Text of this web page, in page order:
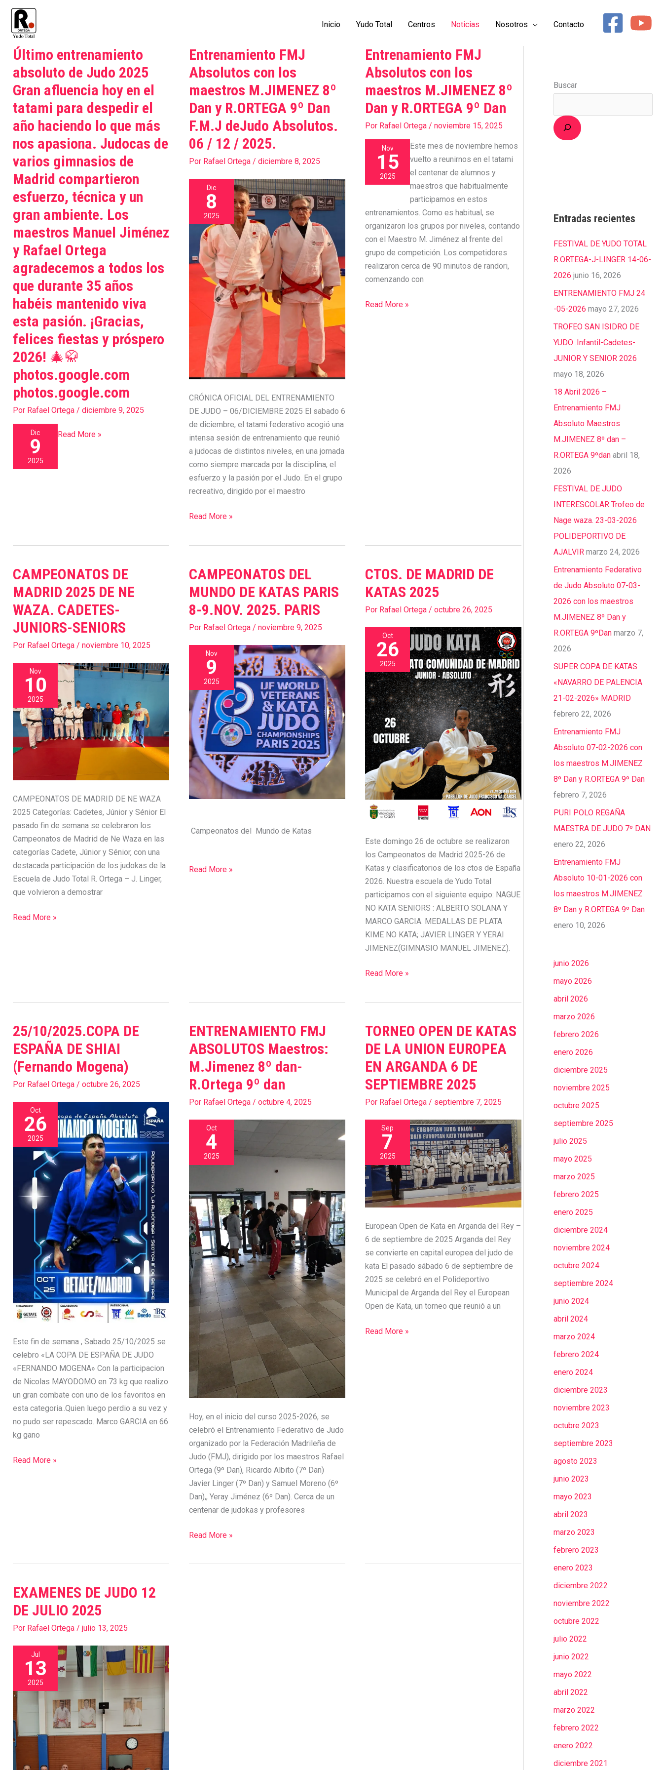
contenido
Inicio Yudo Total Centros Noticias Nosotros Contacto
Último entrenamiento
absoluto de Judo 2025
Gran afluencia hoy en el
tatami para despedir el
año haciendo lo que más
nos apasiona. Judocas de
varios gimnasios de
Madrid compartieron
esfuerzo, técnica y un
gran ambiente. Los
maestros Manuel Jiménez
y Rafael Ortega
agradecemos a todos los
que durante 35 años
habéis mantenido viva
esta pasión. ¡Gracias,
felices fiestas y próspero
2026! 🎄🥋
photos.google.com
photos.google.com
Por Rafael Ortega / diciembre 9, 2025
Dic
9
2025
Último
entrenamiento
absoluto
de
Judo
2025
Gran
afluencia
hoy
en
el
tatami
para
despedir
el
año
haciendo
que
más
nos
apasiona.
Judocas
de
varios
gimnasios
de
Madrid
compartieron
esfuerzo,
Manuel
y
Rafael
Ortega
agradecemos
a
los
que
durante
35
años
habéis
mantenido
pasión.
felices
fiestas
y
próspero
2026!
🎄
🥋
photos.google.com
Read More »
Entrenamiento FMJ
Absolutos con los
maestros M.JIMENEZ 8º
Dan y R.ORTEGA 9º Dan
F.M.J deJudo Absolutos.
06 / 12 / 2025.
Por Rafael Ortega / diciembre 8, 2025
Dic
8
2025
CRÓNICA OFICIAL DEL ENTRENAMIENTO
DE JUDO – 06/DICIEMBRE 2025 El sabado 6
de diciembre, el tatami federativo acogió una
intensa sesión de entrenamiento que reunió
a judocas de distintos niveles, en una jornada
como siempre marcada por la disciplina, el
esfuerzo y la pasión por el Judo. En el grupo
recreativo, dirigido por el maestro
Entrenamiento
FMJ
Absolutos
con
los
maestros
M.JIMENEZ
8º
Dan
R.ORTEGA
F.M.J
deJudo
Absolutos.
06
Read More »
Entrenamiento FMJ
Absolutos con los
maestros M.JIMENEZ 8º
Dan y R.ORTEGA 9º Dan
Por Rafael Ortega / noviembre 15, 2025
Nov
15
2025
Este mes de noviembre hemos
vuelto a reunirnos en el tatami
el centenar de alumnos y
maestros que habitualmente
participamos en estos
entrenamientos. Como es habitual, se
organizaron los grupos por niveles, contando
con el Maestro M. Jiménez al frente del
grupo de competición. Los competidores
realizaron cerca de 90 minutos de randori,
comenzando con
Entrenamiento
FMJ
Absolutos
con
los
maestros
R.ORTEGA
Dan
Read More »
CAMPEONATOS DE
MADRID 2025 DE NE
WAZA. CADETES-
JUNIORS-SENIORS
Por Rafael Ortega / noviembre 10, 2025
Nov
10
2025
CAMPEONATOS DE MADRID DE NE WAZA
2025 Categorías: Cadetes, Júnior y Sénior El
pasado fin de semana se celebraron los
Campeonatos de Madrid de Ne Waza en las
categorías Cadete, Júnior y Sénior, con una
destacada participación de los judokas de la
Escuela de Judo Total R. Ortega – J. Linger,
que volvieron a demostrar
CAMPEONATOS
DE
MADRID
2025
DE
CADETES-
JUNIORS-
SENIORS
Read More »
CAMPEONATOS DEL
MUNDO DE KATAS PARIS
8-9.NOV. 2025. PARIS
Por Rafael Ortega / noviembre 9, 2025
Nov
9
2025
Campeonatos del Mundo de Katas
CAMPEONATOS
DEL
MUNDO
DE
KATAS
9.NOV.
2025.
PARIS
Read More »
CTOS. DE MADRID DE
KATAS 2025
Por Rafael Ortega / octubre 26, 2025
Oct
26
2025
Este domingo 26 de octubre se realizaron
los Campeonatos de Madrid 2025-26 de
Katas y clasificatorios de los ctos de España
2026. Nuestra escuela de Yudo Total
participamos con el siguiente equipo: NAGUE
NO KATA SENIORS : ALBERTO SOLANA Y
MARCO GARCIA. MEDALLAS DE PLATA
KIME NO KATA; JAVIER LINGER Y YERAI
JIMENEZ(GIMNASIO MANUEL JIMENEZ).
CTOS.
DE
MADRID
DE
KATAS
Read More »
25/10/2025.COPA DE
ESPAÑA DE SHIAI
(Fernando Mogena)
Por Rafael Ortega / octubre 26, 2025
Oct
26
2025
Este fin de semana , Sabado 25/10/2025 se
celebro «LA COPA DE ESPAÑA DE JUDO
«FERNANDO MOGENA» Con la participacion
de Nicolas MAYODOMO en 73 kg que realizo
un gran combate con uno de los favoritos en
esta categoria..Quien luego perdio a su vez y
no pudo ser repescado. Marco GARCIA en 66
kg gano
25/10/2025.COPA
DE
ESPAÑA
DE
SHIAI
Mogena)
Read More »
ENTRENAMIENTO FMJ
ABSOLUTOS Maestros:
M.Jimenez 8º dan-
R.Ortega 9º dan
Por Rafael Ortega / octubre 4, 2025
Oct
4
2025
Hoy, en el inicio del curso 2025-2026, se
celebró el Entrenamiento Federativo de Judo
organizado por la Federación Madrileña de
Judo (FMJ), dirigido por los maestros Rafael
Ortega (9º Dan), Ricardo Albito (7º Dan)
Javier Linger (7º Dan) y Samuel Moreno (6º
Dan),, Yeray Jiménez (6º Dan). Cerca de un
centenar de judokas y profesores
ENTRENAMIENTO
FMJ
ABSOLUTOS
Maestros:
M.Jimenez
R.Ortega
Read More »
TORNEO OPEN DE KATAS
DE LA UNION EUROPEA
EN ARGANDA 6 DE
SEPTIEMBRE 2025
Por Rafael Ortega / septiembre 7, 2025
Sep
7
2025
European Open de Kata en Arganda del Rey –
6 de septiembre de 2025 Arganda del Rey
se convierte en capital europea del judo de
kata El pasado sábado 6 de septiembre de
2025 se celebró en el Polideportivo
Municipal de Arganda del Rey el European
Open de Kata, un torneo que reunió a un
TORNEO
OPEN
DE
KATAS
DE
EUROPEA
ARGANDA
DE
SEPTIEMBRE
2025
Read More »
EXAMENES DE JUDO 12
DE JULIO 2025
Por Rafael Ortega / julio 13, 2025
Jul
13
2025
EXAMENES
DE
JUDO
12
DE
JULIO
Buscar
Entradas recientes
FESTIVAL DE YUDO TOTAL
R.ORTEGA-J-LINGER 14-06-
2026 junio 16, 2026
ENTRENAMIENTO FMJ 24
-05-2026 mayo 27, 2026
TROFEO SAN ISIDRO DE
YUDO .Infantil-Cadetes-
JUNIOR Y SENIOR 2026
mayo 18, 2026
18 Abril 2026 –
Entrenamiento FMJ
Absoluto Maestros
M.JIMENEZ 8º dan –
R.ORTEGA 9ºdan abril 18,
2026
FESTIVAL DE JUDO
INTERESCOLAR Trofeo de
Nage waza. 23-03-2026
POLIDEPORTIVO DE
AJALVIR marzo 24, 2026
Entrenamiento Federativo
de Judo Absoluto 07-03-
2026 con los maestros
M.JIMENEZ 8º Dan y
R.ORTEGA 9ºDan marzo 7,
2026
SUPER COPA DE KATAS
«NAVARRO DE PALENCIA
21-02-2026» MADRID
febrero 22, 2026
Entrenamiento FMJ
Absoluto 07-02-2026 con
los maestros M.JIMENEZ
8º Dan y R.ORTEGA 9º Dan
febrero 7, 2026
PURI POLO REGAÑA
MAESTRA DE JUDO 7º DAN
enero 22, 2026
Entrenamiento FMJ
Absoluto 10-01-2026 con
los maestros M.JIMENEZ
8º Dan y R.ORTEGA 9º Dan
enero 10, 2026
junio 2026
mayo 2026
abril 2026
marzo 2026
febrero 2026
enero 2026
diciembre 2025
noviembre 2025
octubre 2025
septiembre 2025
julio 2025
mayo 2025
marzo 2025
febrero 2025
enero 2025
diciembre 2024
noviembre 2024
octubre 2024
septiembre 2024
junio 2024
abril 2024
marzo 2024
febrero 2024
enero 2024
diciembre 2023
noviembre 2023
octubre 2023
septiembre 2023
agosto 2023
junio 2023
mayo 2023
abril 2023
marzo 2023
febrero 2023
enero 2023
diciembre 2022
noviembre 2022
octubre 2022
julio 2022
junio 2022
mayo 2022
abril 2022
marzo 2022
febrero 2022
enero 2022
diciembre 2021